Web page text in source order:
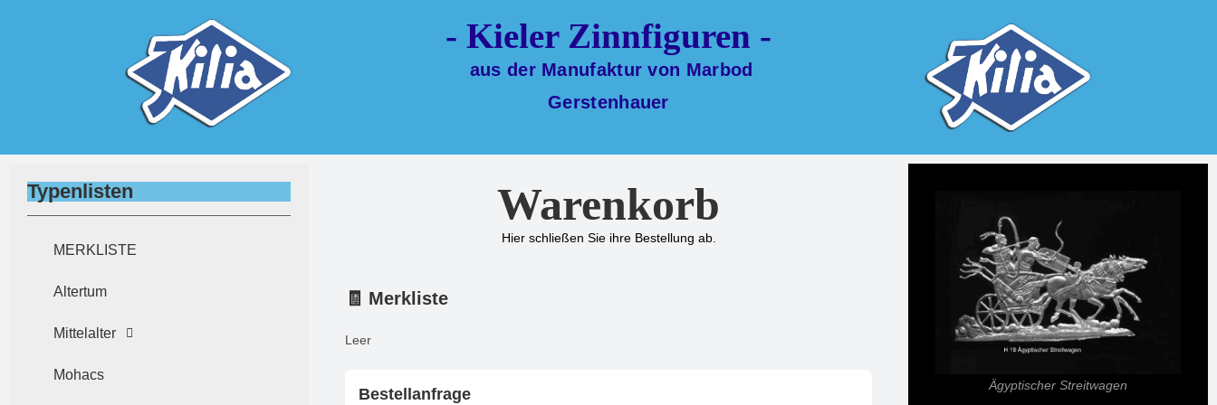
- Kieler Zinnfiguren -
aus der Manufaktur von Marbod
Gerstenhauer
Typenlisten
MERKLISTE
Altertum
Mittelalter
Mohacs
Warenkorb
Hier schließen Sie ihre Bestellung ab.
🧾 Merkliste
Leer
Bestellanfrage
Ägyptischer Streitwagen